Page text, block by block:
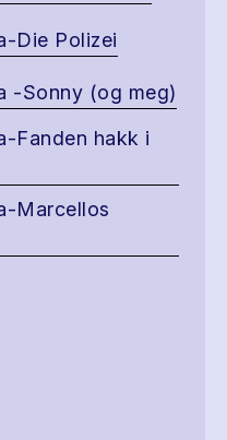
Die Polizei
-Sonny (og meg)
Fanden hakk i
Marcellos